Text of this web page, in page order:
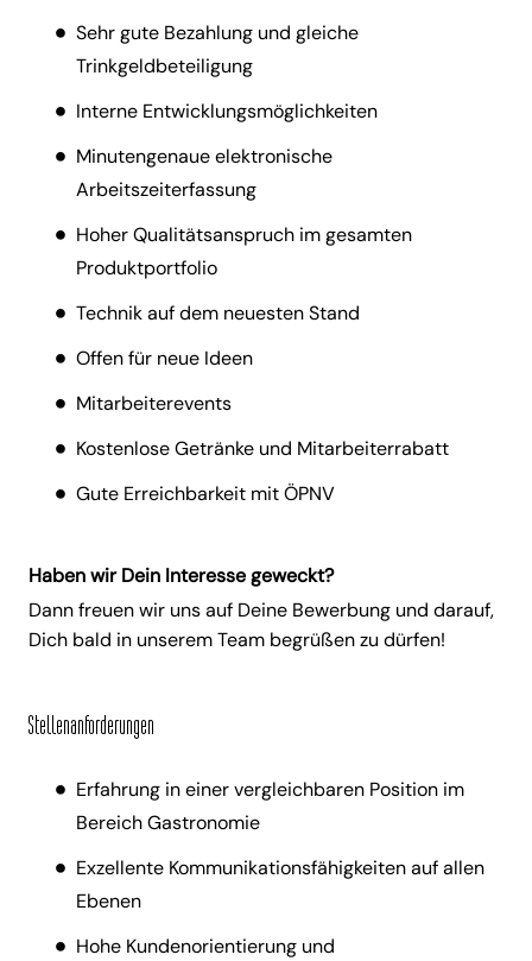
Sehr gute Bezahlung und gleiche
Trinkgeldbeteiligung
Interne Entwicklungsmöglichkeiten
Minutengenaue elektronische
Arbeitszeiterfassung
Hoher Qualitätsanspruch im gesamten
Produktportfolio
Technik auf dem neuesten Stand
Offen für neue Ideen
Mitarbeiterevents
Kostenlose Getränke und Mitarbeiterrabatt
Gute Erreichbarkeit mit ÖPNV
Haben wir Dein Interesse geweckt?
Dann freuen wir uns auf Deine Bewerbung und darauf,
Dich bald in unserem Team begrüßen zu dürfen!
Stellenanforderungen
Erfahrung in einer vergleichbaren Position im
Bereich Gastronomie
Exzellente Kommunikationsfähigkeiten auf allen
Ebenen
Hohe Kundenorientierung und